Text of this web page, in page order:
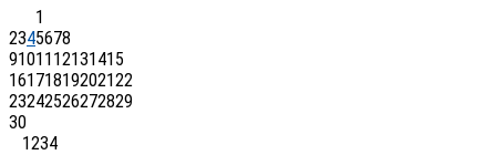
1
2345678
91011 12131415
16171819202122
23242526272829
30
1234